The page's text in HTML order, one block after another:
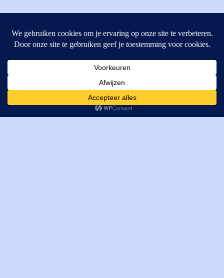
4462GE, Goes
T: +31 (0) 111-484438
M:parts@mitechniek.nl
VAT: NL862802295B01
Cookies helpen ons bij het leveren van onze diensten. Door
gebruik te maken van onze diensten, gaat u akkoord met ons
gebruik van cookies.